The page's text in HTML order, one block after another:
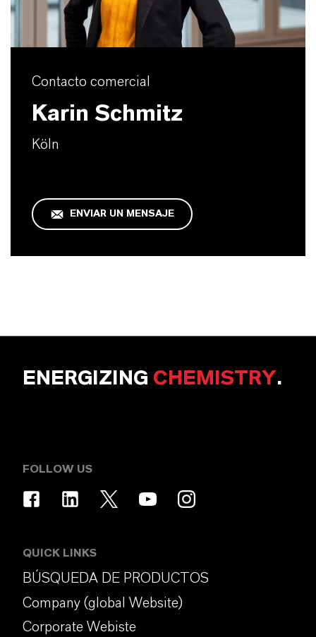
Contacto comercial
Karin Schmitz
Köln
ENVIAR UN MENSAJE
ENERGIZING CHEMISTRY.
FOLLOW US
QUICK LINKS
BÚSQUEDA DE PRODUCTOS
Company (global Website)
Corporate Webiste